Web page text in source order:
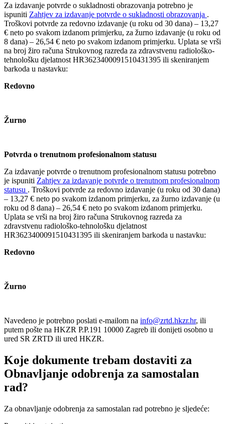
Za izdavanje potvrde o sukladnosti obrazovanja potrebno je
ispuniti Zahtjev za izdavanje potvrde o sukladnosti obrazovanja .
Troškovi potvrde za redovno izdavanje (u roku od 30 dana) – 13,27
€ neto po svakom izdanom primjerku, za žurno izdavanje (u roku od
8 dana) – 26,54 € neto po svakom izdanom primjerku. Uplata se vrši
na broj žiro računa Strukovnog razreda za zdravstvenu radiološko-
tehnološku djelatnost HR3623400091510431395 ili skeniranjem
barkoda u nastavku:
Redovno
Žurno
Potvrda o trenutnom profesionalnom statusu
Za izdavanje potvrde o trenutnom profesionalnom statusu potrebno
je ispuniti Zahtjev za izdavanje potvrde o trenutnom profesionalnom
statusu . Troškovi potvrde za redovno izdavanje (u roku od 30 dana)
– 13,27 € neto po svakom izdanom primjerku, za žurno izdavanje (u
roku od 8 dana) – 26,54 € neto po svakom izdanom primjerku.
Uplata se vrši na broj žiro računa Strukovnog razreda za
zdravstvenu radiološko-tehnološku djelatnost
HR3623400091510431395 ili skeniranjem barkoda u nastavku:
Redovno
Žurno
Navedeno je potrebno poslati e-mailom na info@zrtd.hkzr.hr, ili
putem pošte na HKZR P.P.191 10000 Zagreb ili donijeti osobno u
ured SR ZRTD ili ured HKZR.
Koje dokumente trebam dostaviti za
Obnavljanje odobrenja za samostalan
rad?
Za obnavljanje odobrenja za samostalan rad potrebno je sljedeće: